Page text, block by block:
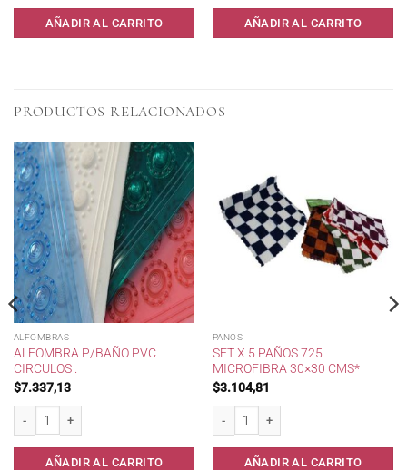
AÑADIR AL CARRITO AÑADIR AL CARRITO
PRODUCTOS RELACIONADOS
ALFOMBRAS
ALFOMBRA P/BAÑO PVC
CIRCULOS .
$7.337,13
Alfombra p/Baño PVC CIRCULOS . cantidad
AÑADIR AL CARRITO
PANOS
SET X 5 PAÑOS 725
MICROFIBRA 30×30 CMS*
$3.104,81
Set x 5 Paños 725 Microfibra 30x30
AÑADIR AL CARRITO